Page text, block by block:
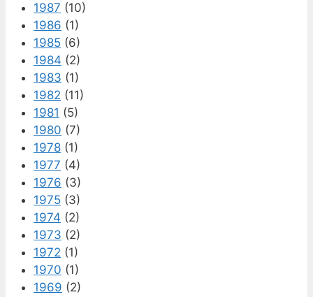
1987 (10)
1986 (1)
1985 (6)
1984 (2)
1983 (1)
1982 (11)
1981 (5)
1980 (7)
1978 (1)
1977 (4)
1976 (3)
1975 (3)
1974 (2)
1973 (2)
1972 (1)
1970 (1)
1969 (2)